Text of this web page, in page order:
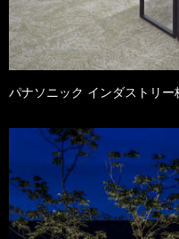
パナソニック インダストリ